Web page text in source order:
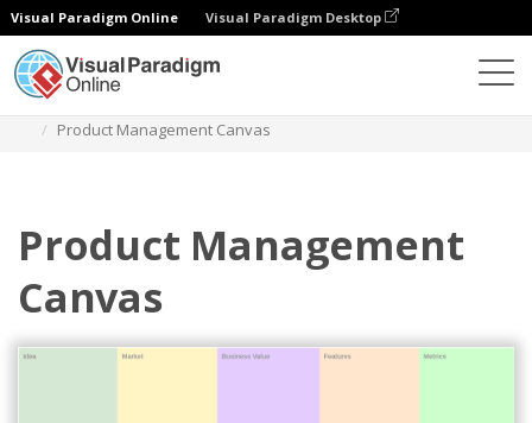
Visual Paradigm Online Visual Paradigm Desktop
Product Management Canvas
Product Management
Canvas